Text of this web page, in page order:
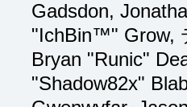
Gadsdon,
"IchBin™" Grow,
Bryan "Runic"
"Shadow82x"